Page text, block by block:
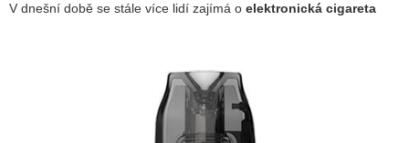
V dnešní době se stále více lidí zajímá o elektronická cigareta